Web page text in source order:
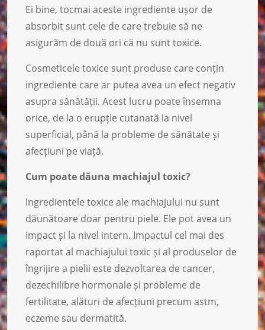
Ei bine, tocmai aceste ingrediente ușor de
absorbit sunt cele de care trebuie să ne
asigurăm de două ori că nu sunt toxice.
Cosmeticele toxice sunt produse care conțin
ingrediente care ar putea avea un efect negativ
asupra sănătății. Acest lucru poate însemna
orice, de la o erupție cutanată la nivel
superficial, până la probleme de sănătate și
afecțiuni pe viață.
Cum poate dăuna machiajul toxic?
Ingredientele toxice ale machiajului nu sunt
dăunătoare doar pentru piele. Ele pot avea un
impact și la nivel intern. Impactul cel mai des
raportat al machiajului toxic și al produselor de
îngrijire a pielii este dezvoltarea de cancer,
dezechilibre hormonale și probleme de
fertilitate, alături de afecțiuni precum astm,
eczeme sau dermatită.